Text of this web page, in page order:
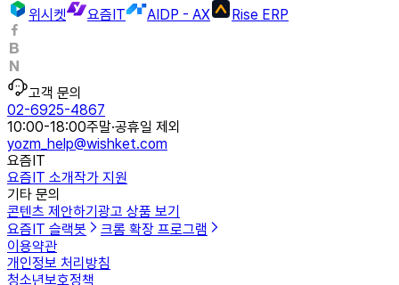
위시켓
요즘IT AIDP - AX Rise ERP
고객 문의
02-6925-4867
10:00-18:00주말·공휴일 제외
yozm_help@wishket.com
요즘IT
요즘IT 소개작가 지원
기타 문의
콘텐츠 제안하기 광고 상품 보기
요즘IT 슬랙봇
크롬 확장 프로그램
이용약관
개인정보 처리방침
청소년보호정책